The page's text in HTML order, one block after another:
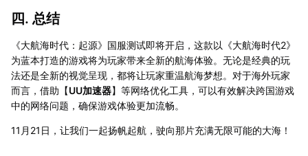
四. 总结
《大航海时代：起源》国服测试即将开启，这款以《大航海时代2》
为蓝本打造的游戏将为玩家带来全新的航海体验。无论是经典的玩
法还是全新的视觉呈现，都将让玩家重温航海梦想。对于海外玩家
而言，借助【UU加速器】等网络优化工具，可以有效解决跨国游戏
中的网络问题，确保游戏体验更加流畅。
11月21日，让我们一起扬帆起航，驶向那片充满无限可能的大海！